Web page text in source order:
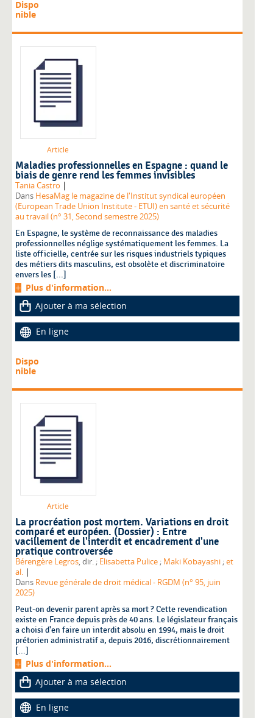
Dispo
nible
Article
Maladies professionnelles en Espagne : quand le
biais de genre rend les femmes invisibles
Tania Castro |
Dans HesaMag le magazine de l'Institut syndical européen
(European Trade Union Institute - ETUI) en santé et sécurité
au travail (n° 31, Second semestre 2025)
En Espagne, le système de reconnaissance des maladies
professionnelles néglige systématiquement les femmes. La
liste officielle, centrée sur les risques industriels typiques
des métiers dits masculins, est obsolète et discriminatoire
envers les [...]
Plus d'information...
Ajouter à ma sélection
En ligne
Dispo
nible
Article
La procréation post mortem. Variations en droit
comparé et européen. (Dossier) : Entre
vacillement de l'interdit et encadrement d'une
pratique controversée
Bérengère Legros , dir. ; Elisabetta Pulice ; Maki Kobayashi ;et
al. |
Dans Revue générale de droit médical - RGDM (n° 95, juin
2025)
Peut-on devenir parent après sa mort ? Cette revendication
existe en France depuis près de 40 ans. Le législateur français
a choisi d'en faire un interdit absolu en 1994, mais le droit
prétorien administratif a, depuis 2016, discrétionnairement
[...]
Plus d'information...
Ajouter à ma sélection
En ligne